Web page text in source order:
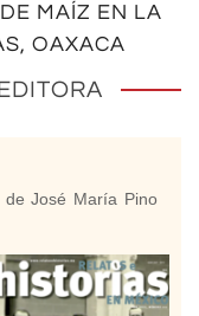
MAÍZ EN LA
OAXACA
José María Pino